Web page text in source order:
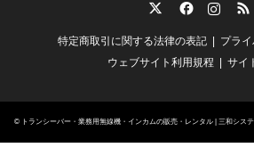
RSS
特定商取引に関する法律の表記
プラ
ウェブサイト利用規程
サイ
© トランシーバー・業務用無線機・インカムの販売・レンタル | 三和シス